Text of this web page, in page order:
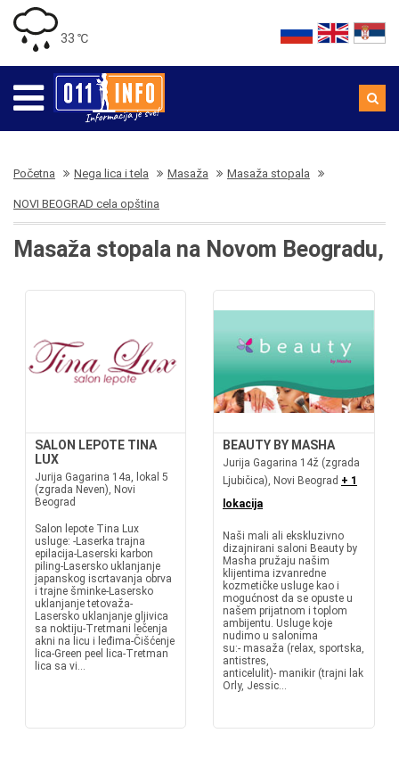
33 ℃
Početna Nega lica i tela Masaža Masaža stopala
NOVI BEOGRAD cela opština
Masaža stopala na Novom Beogradu,
SALON LEPOTE TINA
LUX
Jurija Gagarina 14a, lokal 5
(zgrada Neven), Novi
Beograd
Salon lepote Tina Lux
usluge: -Laserka trajna
epilacija-Laserski karbon
piling-Lasersko uklanjanje
japanskog iscrtavanja obrva
i trajne šminke-Lasersko
uklanjanje tetovaža-
Lasersko uklanjanje gljivica
sa noktiju-Tretmani lečenja
akni na licu i leđima-Čišćenje
lica-Green peel lica-Tretman
lica sa vi...
BEAUTY BY MASHA
Jurija Gagarina 14ž (zgrada
Ljubičica), Novi Beograd + 1
lokacija
Naši mali ali ekskluzivno
dizajnirani saloni Beauty by
Masha pružaju našim
klijentima izvanredne
kozmetičke usluge kao i
mogućnost da se opuste u
našem prijatnom i toplom
ambijentu. Usluge koje
nudimo u salonima
su:- masaža (relax, sportska,
antistres,
anticelulit)- manikir (trajni lak
Orly, Jessic...